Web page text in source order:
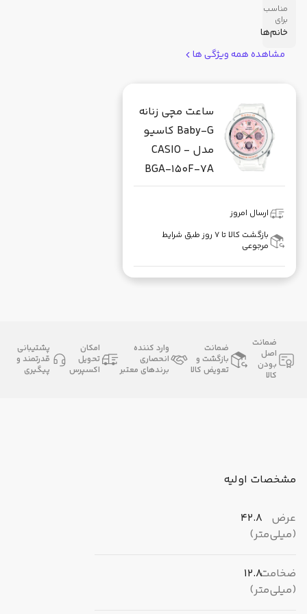
مناسب
برای
خانم‌ها
مشاهده همه ویژگی ها
ساعت مچی زنانه
Baby-G کاسیو
مدل CASIO -
BGA-150F-7A
ارسال امروز
بازگشت کالا تا ۷ روز طبق شرایط
مرجوعی
ضمانت
اصل
بودن
کالا
ضمانت
بازگشت و
تعویض کالا
وارد کننده
انحصاری
برندهای معتبر
امکان
تحویل
اکسپرس
پشتیبانی
قدرتمند و
پیگیری
مشخصات اولیه
عرض
(میلی‌متر)
42.8
ضخامت
(میلی‌متر)
12.8